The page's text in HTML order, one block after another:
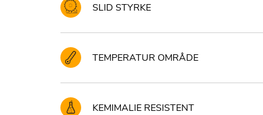
SLID STYRKE
TEMPERATUR OMRÅDE
KEMIMALIE RESISTENT